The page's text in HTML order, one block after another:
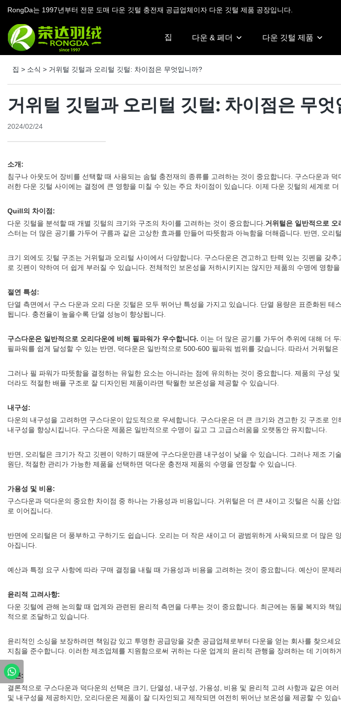
RongDa는 1997년부터 전문 도매 다운 깃털 충전재 공급업체이자 다운 깃털 제품 공장입니다.
집 다운 & 페더 다운 깃털 제품
집 > 소식 > 거위털 깃털과 오리털 깃털: 차이점은 무엇입니까?
거위털 깃털과 오리털 깃털: 차이점은 무엇
2024/02/24
소개:
침구나 아웃도어 장비를 선택할 때 사용되는 솜털 충전재의 종류를 고려하는 것이 중요합니다. 구스다운과
러한 다운 깃털 사이에는 결정에 큰 영향을 미칠 수 있는 주요 차이점이 있습니다. 이제 다운 깃털의 세계로
Quill의 차이점:
다운 깃털을 분석할 때 개별 깃털의 크기와 구조의 차이를 고려하는 것이 중요합니다. 거위털은 일반적으로
스터는 더 많은 공기를 가두어 구름과 같은 고상한 효과를 만들어 따뜻함과 아늑함을 더해줍니다. 반면, 오리
크기 외에도 깃털 구조는 거위털과 오리털 사이에서 다양합니다. 구스다운은 견고하고 탄력 있는 깃펜을 갖
로 깃펜이 약하여 더 쉽게 부러질 수 있습니다. 전체적인 보온성을 저하시키지는 않지만 제품의 수명에 영향을
절연 특성:
단열 측면에서 구스 다운과 오리 다운 깃털은 모두 뛰어난 특성을 가지고 있습니다. 단열 용량은 표준화된
됩니다. 충전율이 높을수록 단열 성능이 향상됩니다.
구스다운은 일반적으로 오리다운에 비해 필파워가 우수합니다. 이는 더 많은 공기를 가두어 추위에 대해 더
필파워를 쉽게 달성할 수 있는 반면, 덕다운은 일반적으로 500-600 필파워 범위를 갖습니다. 따라서 거위털
그러나 필 파워가 따뜻함을 결정하는 유일한 요소는 아니라는 점에 유의하는 것이 중요합니다. 제품의 구성
더라도 적절한 배플 구조로 잘 디자인된 제품이라면 탁월한 보온성을 제공할 수 있습니다.
내구성:
다운의 내구성을 고려하면 구스다운이 압도적으로 우세합니다. 구스다운은 더 큰 크기와 견고한 깃 구조로
내구성을 향상시킵니다. 구스다운 제품은 일반적으로 수명이 길고 그 고급스러움을 오랫동안 유지합니다.
반면, 오리털은 크기가 작고 깃펜이 약하기 때문에 구스다운만큼 내구성이 낮을 수 있습니다. 그러나 제조
원단, 적절한 관리가 가능한 제품을 선택하면 덕다운 충전재 제품의 수명을 연장할 수 있습니다.
가용성 및 비용:
구스다운과 덕다운의 중요한 차이점 중 하나는 가용성과 비용입니다. 거위털은 더 큰 새이고 깃털은 식품
로 이어집니다.
반면에 오리털은 더 풍부하고 구하기도 쉽습니다. 오리는 더 작은 새이고 더 광범위하게 사육되므로 더 많
아집니다.
예산과 특정 요구 사항에 따라 구매 결정을 내릴 때 가용성과 비용을 고려하는 것이 중요합니다. 예산이 문제
윤리적 고려사항:
다운 깃털에 관해 논의할 때 업계와 관련된 윤리적 측면을 다루는 것이 중요합니다. 최근에는 동물 복지와
적으로 조달하고 있습니다.
윤리적인 소싱을 보장하려면 책임감 있고 투명한 공급망을 갖춘 공급업체로부터 다운을 얻는 회사를 찾으
지침을 준수합니다. 이러한 제조업체를 지원함으로써 귀하는 다운 업계의 윤리적 관행을 장려하는 데 기여하
결론:
결론적으로 구스다운과 덕다운의 선택은 크기, 단열성, 내구성, 가용성, 비용 및 윤리적 고려 사항과 같은 여
및 내구성을 제공하지만, 오리다운은 제품이 잘 디자인되고 제작되면 여전히 뛰어난 보온성을 제공할 수 있습